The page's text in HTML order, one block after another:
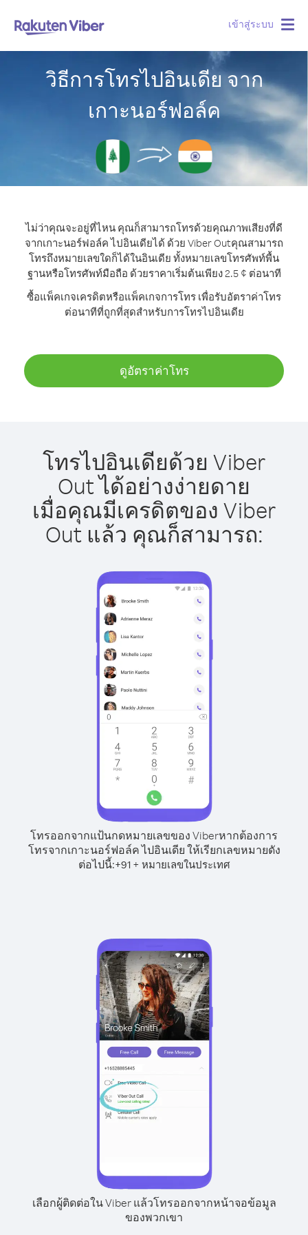
เข้าสู่ระบบ
วิธีการโทรไปอินเดีย จาก
เกาะนอร์ฟอล์ค
ไม่ว่าคุณจะอยู่ที่ไหน คุณก็สามารถโทรด้วยคุณภาพเสียงที่ดี
จากเกาะนอร์ฟอล์ค ไปอินเดียได้ ด้วย Viber Outคุณสามารถ
โทรถึงหมายเลขใดก็ได้ในอินเดีย ทั้งหมายเลขโทรศัพท์พื้น
ฐานหรือโทรศัพท์มือถือ ด้วยราคาเริ่มต้นเพียง 2.5 ¢ ต่อนาที
ซื้อแพ็คเกจเครดิตหรือแพ็คเกจการโทร เพื่อรับอัตราค่าโทร
ต่อนาทีที่ถูกที่สุดสำหรับการโทรไปอินเดีย
ดูอัตราค่าโทร
โทรไปอินเดียด้วย Viber
Out ได้อย่างง่ายดาย
เมื่อคุณมีเครดิตของ Viber
Out แล้ว คุณก็สามารถ:
โทรออกจากแป้นกดหมายเลขของ Viberหากต้องการ
โทรจากเกาะนอร์ฟอล์ค ไปอินเดีย ให้เรียกเลขหมายดัง
ต่อไปนี้:+91+ หมายเลขในประเทศ
เลือกผู้ติดต่อใน Viber แล้วโทรออกจากหน้าจอข้อมูล
ของพวกเขา